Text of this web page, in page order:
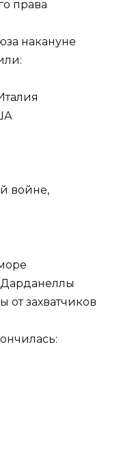
права
накануне
войне,
Дарданеллы
от захватчиков